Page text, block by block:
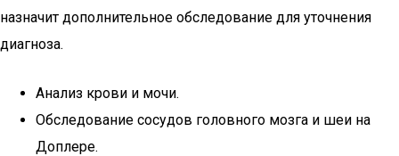
назначит дополнительное обследование для уточнения
диагноза.
Анализ крови и мочи.
Обследование сосудов головного мозга и шеи на
Доплере.